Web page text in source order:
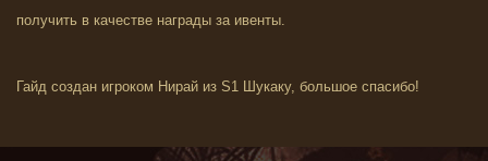
получить в качестве награды за ивенты.
Гайд создан игроком Нирай из S1 Шукаку, большое спасибо!